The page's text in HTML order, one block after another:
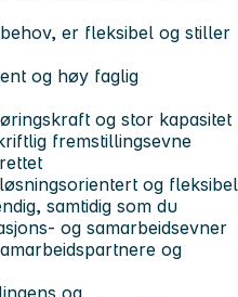
er fleksibel og stiller
og høy faglig
og stor kapasitet
fremstillingsevne
og fleksibel
samtidig som du
og samarbeidsevner
og
og